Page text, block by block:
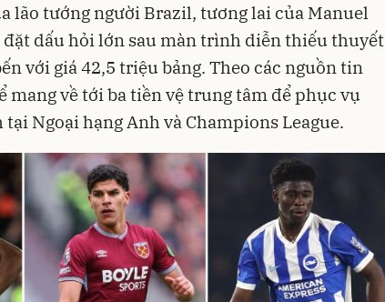
lão tướng người Brazil, tương lai của Manuel
đặt dấu hỏi lớn sau màn trình diễn thiếu thuyết
với giá 42,5 triệu bảng. Theo các nguồn tin
mang về tới ba tiền vệ trung tâm để phục vụ
Ngoại hạng Anh và Champions League.